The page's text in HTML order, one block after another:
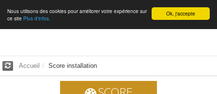
Français Ok, j'accepte
Nous utilisons des cookies pour améliorer votre expérience sur
ce site Plus d'infos.
Accueil Score installation